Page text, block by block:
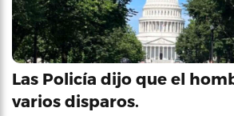
Las Policía dijo que el
varios disparos.